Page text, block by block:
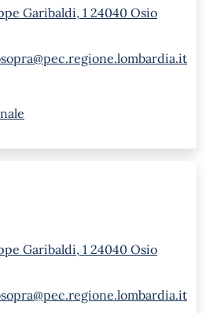
Garibaldi, 1 24040 Osio
Garibaldi, 1 24040 Osio